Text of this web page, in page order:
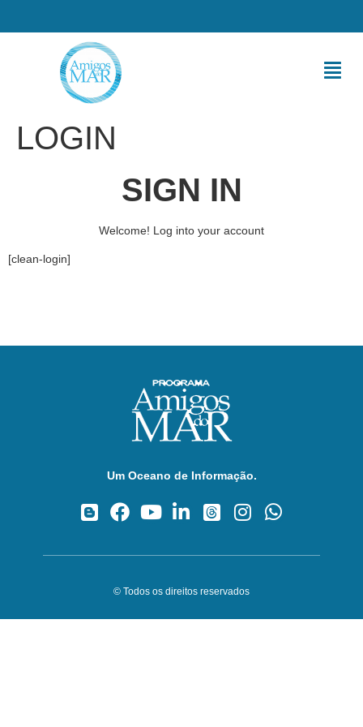
LOGIN
SIGN IN
Welcome! Log into your account
[clean-login]
Um Oceano de Informação.
© Todos os direitos reservados